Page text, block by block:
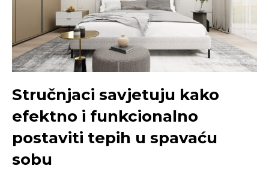
Stručnjaci savjetuju kako
efektno i funkcionalno
postaviti tepih u spavaću
sobu